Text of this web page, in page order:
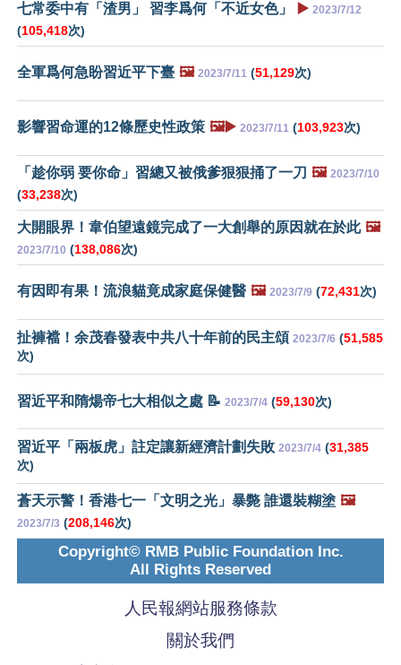
七常委中有「渣男」 習李爲何「不近女色」 ▶️ 2023/7/12
(105,418次)
全軍爲何急盼習近平下臺 🖼️ 2023/7/11 (51,129次)
影響習命運的12條歷史性政策 🖼️▶️ 2023/7/11 (103,923次)
「趁你弱 要你命」習總又被俄爹狠狠捅了一刀 🖼️ 2023/7/10
(33,238次)
大開眼界！韋伯望遠鏡完成了一大創舉的原因就在於此 🖼️
2023/7/10 (138,086次)
有因即有果！流浪貓竟成家庭保健醫 🖼️ 2023/7/9 (72,431次)
扯褲襠！余茂春發表中共八十年前的民主頌 2023/7/6 (51,585
次)
習近平和隋煬帝七大相似之處 📝 2023/7/4 (59,130次)
習近平「兩板虎」註定讓新經濟計劃失敗 2023/7/4 (31,385
次)
蒼天示警！香港七一「文明之光」暴斃 誰還裝糊塗 🖼️
2023/7/3 (208,146次)
Copyright© RMB Public Foundation Inc.
All Rights Reserved
人民報網站服務條款
關於我們